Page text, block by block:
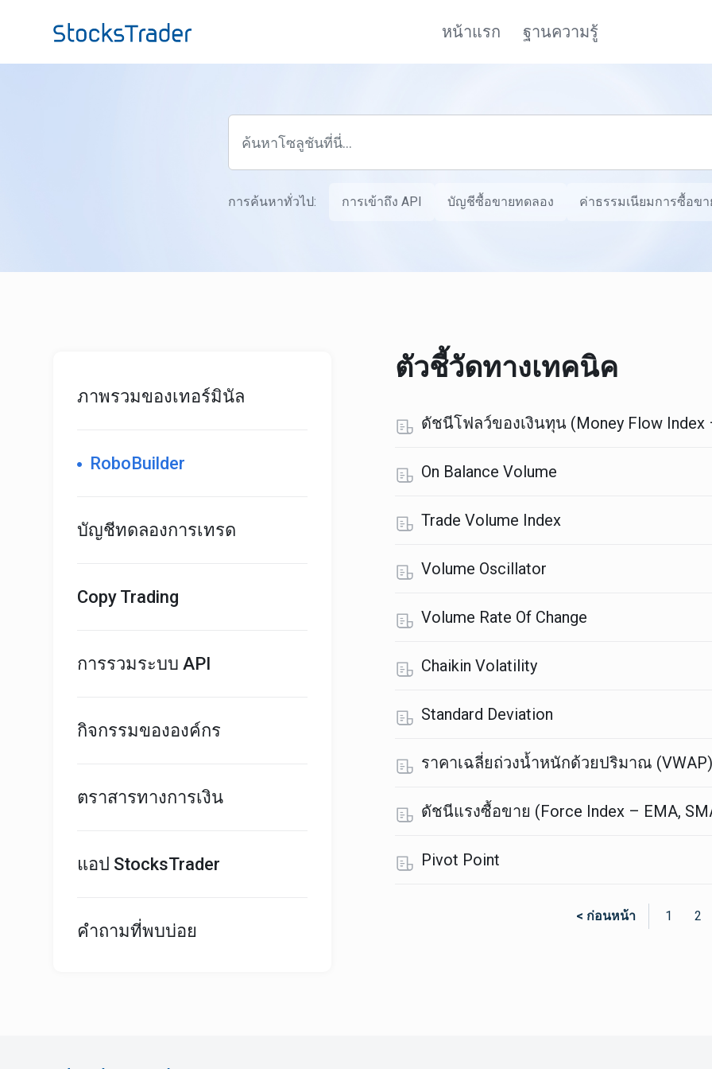
หน้าแรก ฐานความรู้
การค้นหาทั่วไป: การเข้าถึง API บัญชีซื้อขายทดลอง ค่าธรรมเนียมการซื้อข
ภาพรวมของเทอร์มินัล
RoboBuilder
บัญชีทดลองการเทรด
Copy Trading
การรวมระบบ API
กิจกรรมขององค์กร
ตราสารทางการเงิน
แอป StocksTrader
คำถามที่พบบ่อย
ตัวชี้วัดทางเทคนิค
ดัชนีโฟลว์ของเงินทุน (Money Flow Index
On Balance Volume
Trade Volume Index
Volume Oscillator
Volume Rate Of Change
Chaikin Volatility
Standard Deviation
ราคาเฉลี่ยถ่วงน้ำหนักด้วยปริมาณ (VWAP)
ดัชนีแรงซื้อขาย (Force Index – EMA,
Pivot Point
< ก่อนหน้า 1 2